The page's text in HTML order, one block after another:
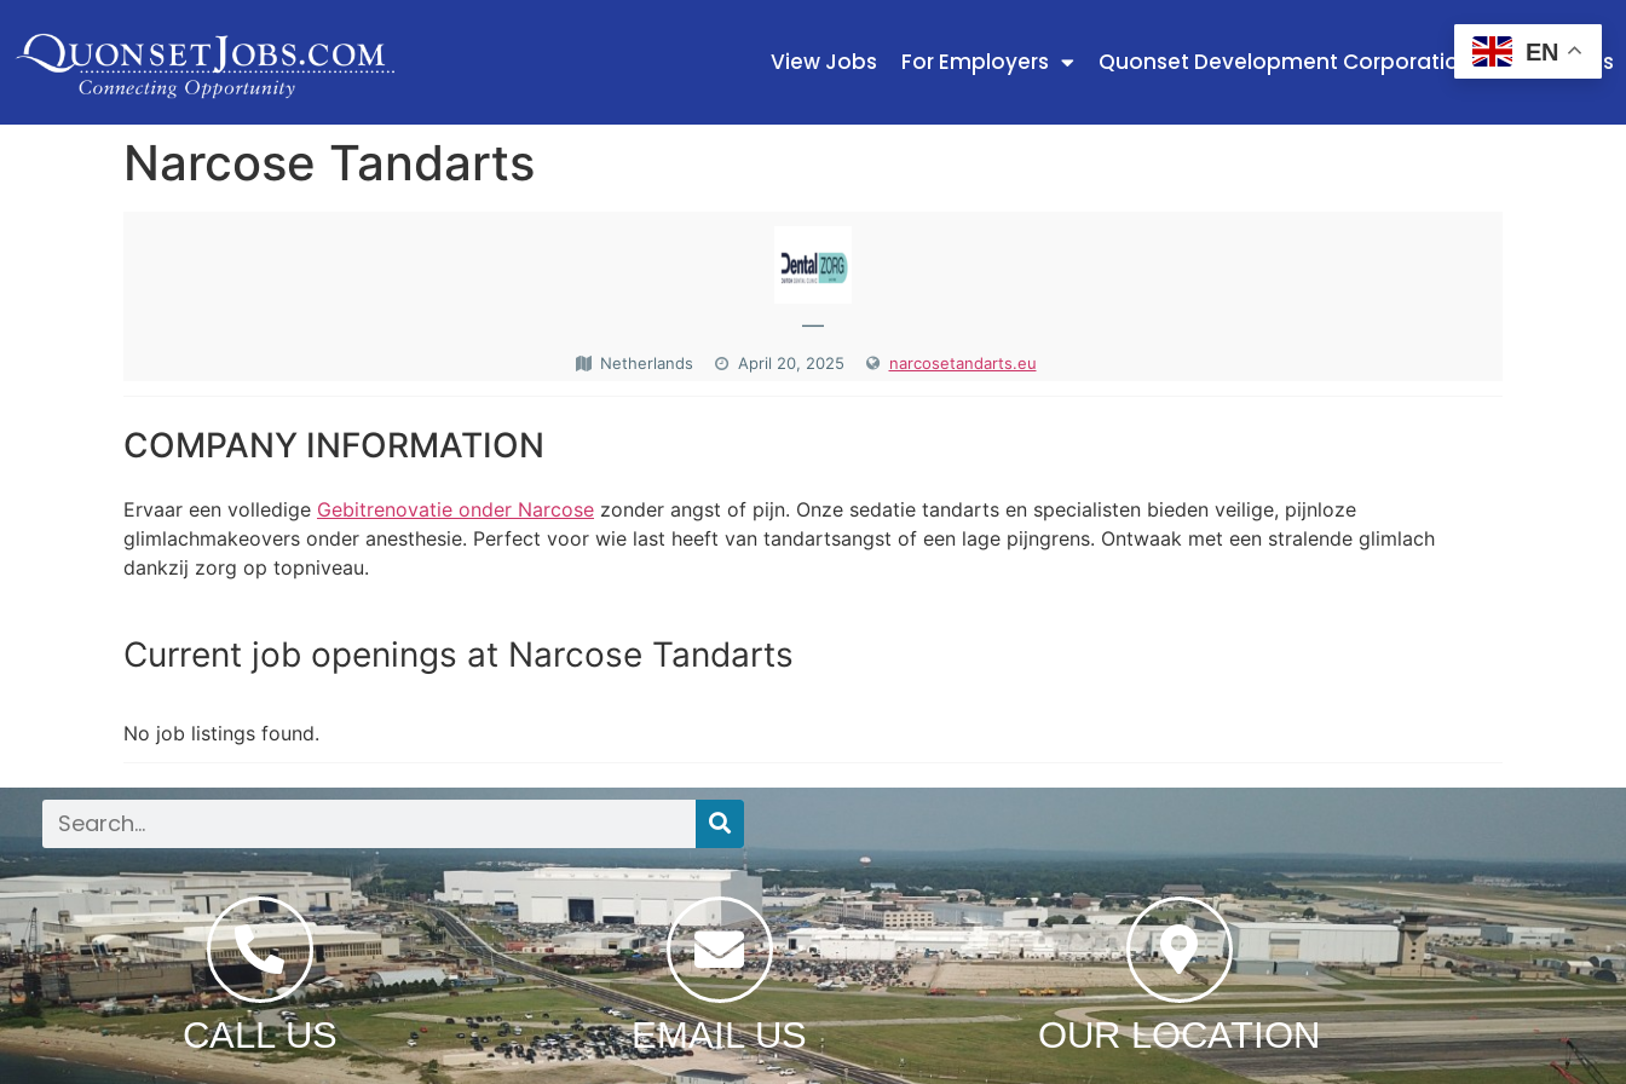
View Jobs For Employers Quonset Development Corporation Contact Us
Narcose Tandarts
—
Netherlands April 20, 2025 narcosetandarts.eu
COMPANY INFORMATION
Ervaar een volledige Gebitrenovatie onder Narcose zonder angst of pijn. Onze sedatie tandarts en specialisten bieden veilige, pijnloze
glimlachmakeovers onder anesthesie. Perfect voor wie last heeft van tandartsangst of een lage pijngrens. Ontwaak met een stralende glimlach
dankzij zorg op topniveau.
Current job openings at Narcose Tandarts
No job listings found.
CALL US EMAIL US OUR LOCATION
EN